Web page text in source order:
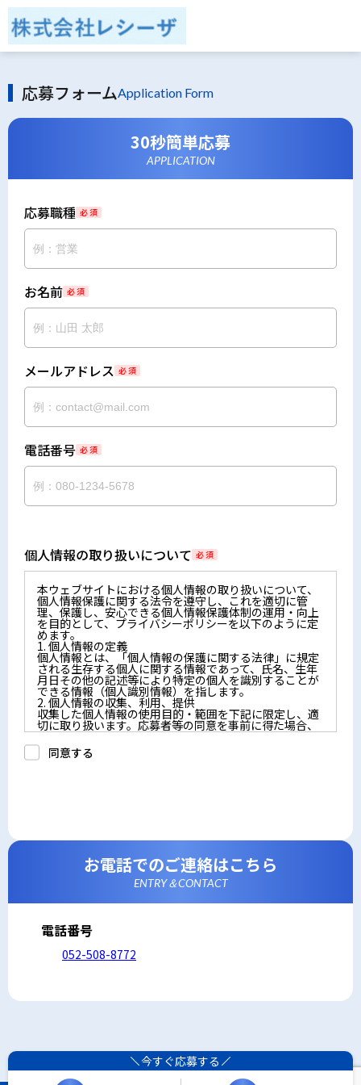
今すぐ応募する
応募フォームApplication Form
30秒簡単応募
APPLICATION
応募職種 必 須
お名前 必 須
メールアドレス 必 須
電話番号 必 須
個人情報の取り扱いについて 必 須
本ウェブサイトにおける個人情報の取り扱いについて、
個人情報保護に関する法令を遵守し、これを適切に管
理、保護し、安心できる個人情報保護体制の運用・向上
を目的として、プライバシーポリシーを以下のように定
めます。
1. 個人情報の定義
個人情報とは、「個人情報の保護に関する法律」に規定
される生存する個人に関する情報であって、氏名、生年
月日その他の記述等により特定の個人を識別することが
できる情報（個人識別情報）を指します。
2. 個人情報の収集、利用、提供
収集した個人情報の使用目的・範囲を下記に限定し、適
切に取り扱います。応募者等の同意を事前に得た場合、
又は法令により許された場合を除き、個人情報を第三者
に提供しません。
a.応募者等からのお問い合わせに対応・管理するため
な期間、妥当な範囲内でこれに応じます。
応募者等の個人情報の取得、利用その他一切の取り扱い
について、個人情報の保護に関する法律、その他の関連
法令、及び本プライバシーポリシーを遵守します。
応募者等の個人情報を正確かつ最新の内容に保つよう努
及び毀損から保護するため、必要な安全管理措置を講じ
ます。
6. Cookieについて
本ウェブサイトでは、一部のコンテンツにおいてCookie
Googleアナリティクスは、トラフィックデータの収集の
ためにCookieを使用しています。このトラフィックデー
タは匿名で収集されており、個人を特定するものではあ
同意する
お電話でのご連絡はこちら
ENTRY＆CONTACT
電話番号
052-508-8772